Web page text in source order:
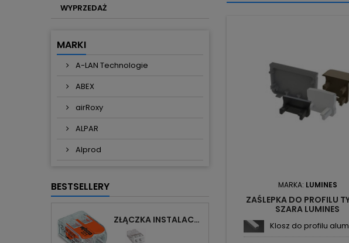
WYPRZEDAŻ
MARKI
A-LAN Technologie
ABEX
airRoxy
ALPAR
Alprod
BESTSELLERY
ZŁĄCZKA INSTALACYJNA 2X UNIWERSALNA COMPACT 221-412 WAGO
MARKA: LUMINES
ZAŚLEPKA DO PROFILU
SZARA LUMINES
Klosz do profilu